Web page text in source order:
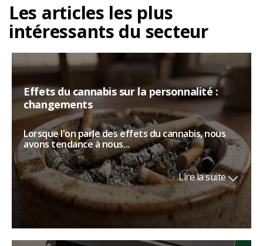
Les articles les plus
intéressants du secteur
Effets du cannabis sur la personnalité :
changements
Lorsque l'on parle des effets du cannabis, nous
avons tendance à nous...
Lire la suite